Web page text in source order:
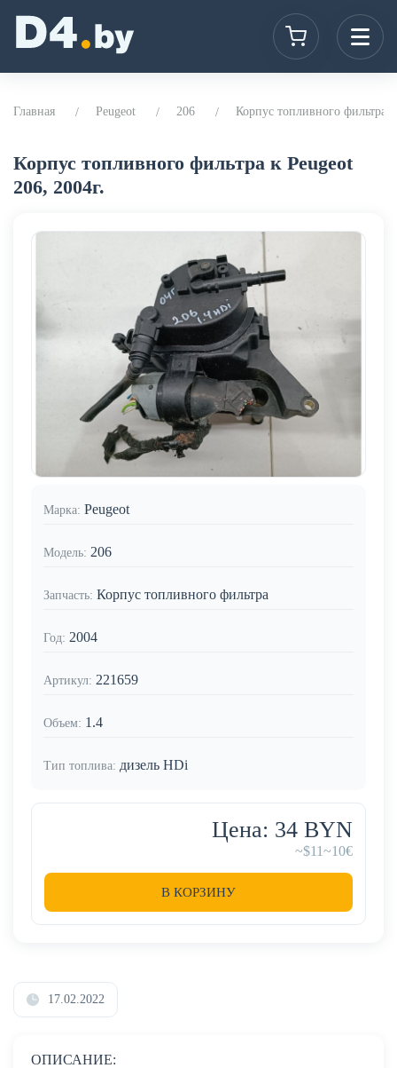
Главная Peugeot 206 Корпус топливного фильтра
Корпус топливного фильтра к Peugeot
206, 2004г.
Марка: Peugeot
Модель: 206
Запчасть: Корпус топливного фильтра
Год: 2004
Артикул: 221659
Объем: 1.4
Тип топлива: дизель HDi
Цена: 34 BYN
~$11~10€
В КОРЗИНУ
17.02.2022
ОПИСАНИЕ: